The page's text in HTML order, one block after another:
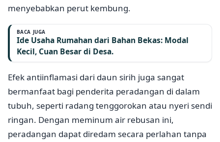
menyebabkan perut kembung.
BACA JUGA
Ide Usaha Rumahan dari Bahan Bekas: Modal
Kecil, Cuan Besar di Desa.
Efek antiinflamasi dari daun sirih juga sangat
bermanfaat bagi penderita peradangan di dalam
tubuh, seperti radang tenggorokan atau nyeri sendi
ringan. Dengan meminum air rebusan ini,
peradangan dapat diredam secara perlahan tanpa